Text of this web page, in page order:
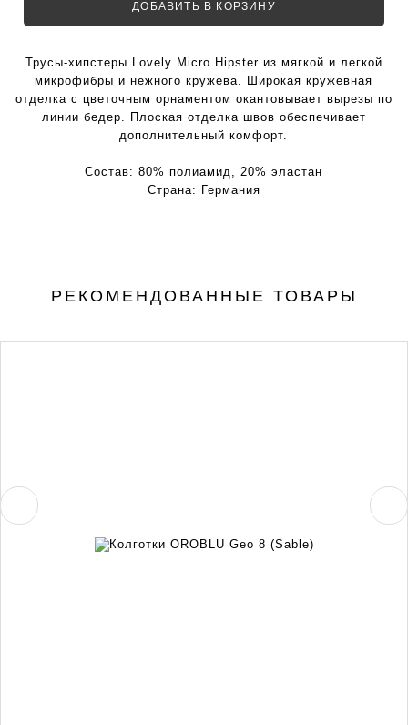
ДОБАВИТЬ В КОРЗИНУ
Трусы-хипстеры Lovely Micro Hipster из мягкой и легкой
микрофибры и нежного кружева. Широкая кружевная
отделка с цветочным орнаментом окантовывает вырезы по
линии бедер. Плоская отделка швов обеспечивает
дополнительный комфорт.
Состав:80% полиамид, 20% эластан
Страна: Германия
РЕКОМЕНДОВАННЫЕ ТОВАРЫ